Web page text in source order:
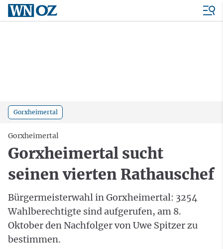
Gorxheimertal
Gorxheimertal
Gorxheimertal sucht
seinen vierten Rathauschef
Bürgermeisterwahl in Gorxheimertal: 3254
Wahlberechtigte sind aufgerufen, am 8.
Oktober den Nachfolger von Uwe Spitzer zu
bestimmen.